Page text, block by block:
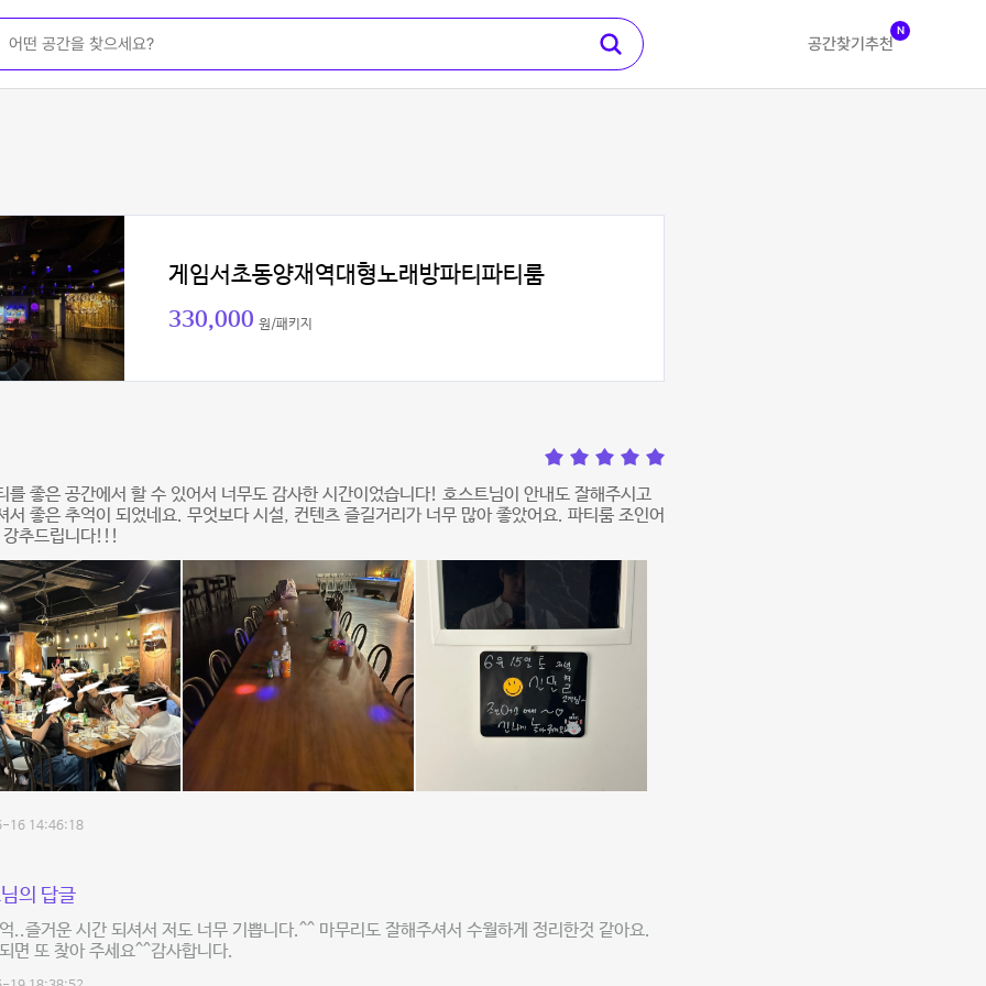
공간찾기 추천
N
게임서초동양재역대형노래방파티파티룸
330,000 원/패키지
를 좋은 공간에서 할 수 있어서 너무도 감사한 시간이었습니다! 호스트님이 안내도 잘해주시고
서 좋은 추억이 되었네요. 무엇보다 시설, 컨텐츠 즐길거리가 너무 많아 좋았어요. 파티룸 조인어
강추드립니다!!!
16 14:46:18
의 답글
..즐거운 시간 되셔서 저도 너무 기쁩니다.^^ 마무리도 잘해주셔서 수월하게 정리한것 같아요.
면 또 찾아 주세요^^감사합니다.